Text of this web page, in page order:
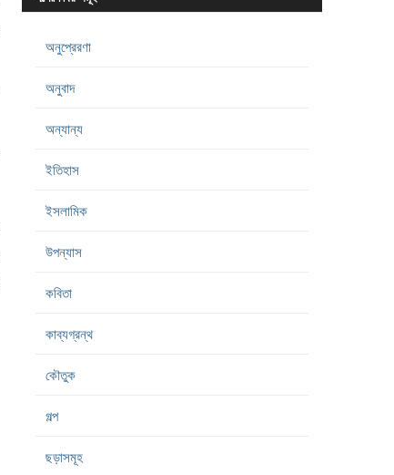
অনুপ্রেরণা
অনুবাদ
অন্যান্য
ইতিহাস
ইসলামিক
উপন্যাস
কবিতা
কাব্যগ্রন্থ
কৌতুক
গল্প
ছড়াসমূহ